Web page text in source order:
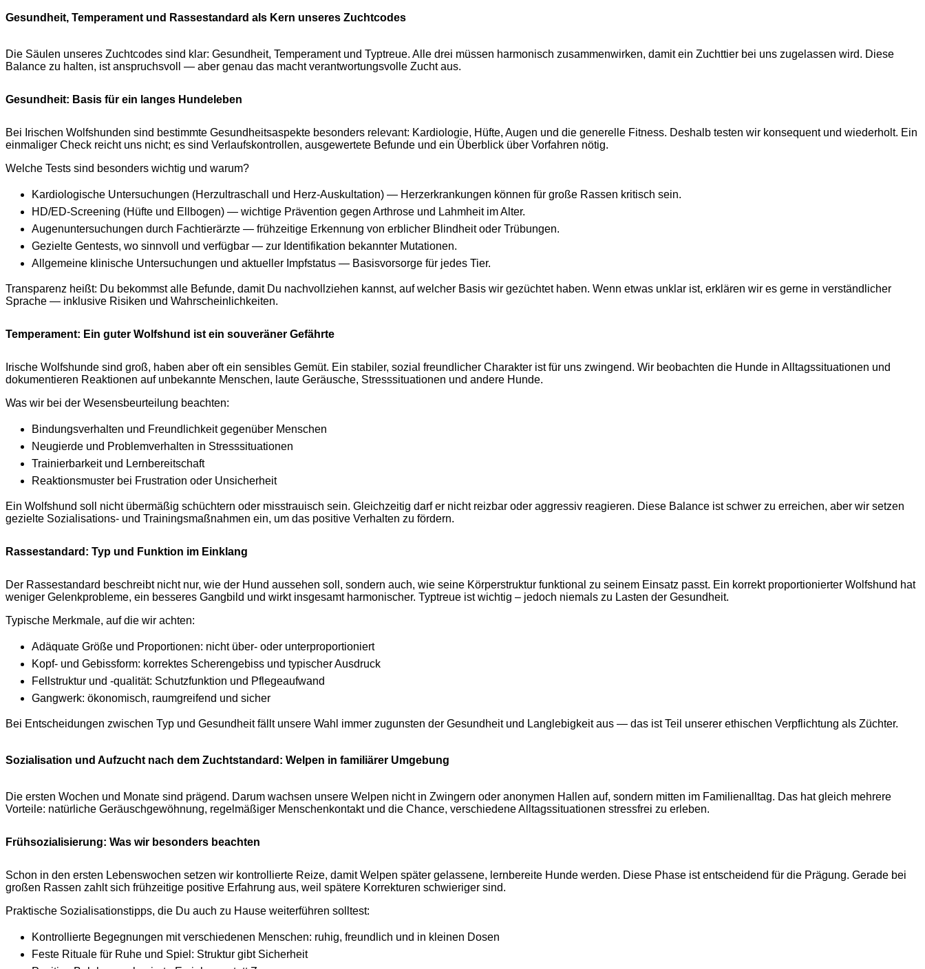
Gesundheit, Temperament und Rassestandard als Kern unseres Zuchtcodes
Die Säulen unseres Zuchtcodes sind klar: Gesundheit, Temperament und Typtreue. Alle drei müssen harmonisch zusammenwirken, damit ein Zuchttier bei uns zugelassen wird. Diese
Balance zu halten, ist anspruchsvoll — aber genau das macht verantwortungsvolle Zucht aus.
Gesundheit: Basis für ein langes Hundeleben
Bei Irischen Wolfshunden sind bestimmte Gesundheitsaspekte besonders relevant: Kardio­logie, Hüfte, Augen und die generelle Fitness. Deshalb testen wir konsequent und wiederholt. Ein
einmaliger Check reicht uns nicht; es sind Verlaufskontrollen, ausgewertete Befunde und ein Überblick über Vorfahren nötig.
Welche Tests sind besonders wichtig und warum?
Kardiologische Untersuchungen (Herzultraschall und Herz-Auskultation) — Herzerkrankungen können für große Rassen kritisch sein.
HD/ED-Screening (Hüfte und Ellbogen) — wichtige Prävention gegen Arthrose und Lahmheit im Alter.
Augenuntersuchungen durch Fachtierärzte — frühzeitige Erkennung von erblicher Blindheit oder Trübungen.
Gezielte Gentests, wo sinnvoll und verfügbar — zur Identifikation bekannter Mutationen.
Allgemeine klinische Untersuchungen und aktueller Impfstatus — Basisvorsorge für jedes Tier.
Transparenz heißt: Du bekommst alle Befunde, damit Du nachvollziehen kannst, auf welcher Basis wir gezüchtet haben. Wenn etwas unklar ist, erklären wir es gerne in verständlicher
Sprache — inklusive Risiken und Wahrscheinlichkeiten.
Temperament: Ein guter Wolfshund ist ein souveräner Gefährte
Irische Wolfshunde sind groß, haben aber oft ein sensibles Gemüt. Ein stabiler, sozial freundlicher Charakter ist für uns zwingend. Wir beobachten die Hunde in Alltagssituationen und
dokumentieren Reaktionen auf unbekannte Menschen, laute Geräusche, Stresssituationen und andere Hunde.
Was wir bei der Wesensbeurteilung beachten:
Bindungsverhalten und Freundlichkeit gegenüber Menschen
Neugierde und Problemverhalten in Stresssituationen
Trainierbarkeit und Lernbereitschaft
Reaktionsmuster bei Frustration oder Unsicherheit
Ein Wolfshund soll nicht übermäßig schüchtern oder misstrauisch sein. Gleichzeitig darf er nicht reizbar oder aggressiv reagieren. Diese Balance ist schwer zu erreichen, aber wir setzen
gezielte Sozialisations- und Trainingsmaßnahmen ein, um das positive Verhalten zu fördern.
Rassestandard: Typ und Funktion im Einklang
Der Rassestandard beschreibt nicht nur, wie der Hund aussehen soll, sondern auch, wie seine Körperstruktur funktional zu seinem Einsatz passt. Ein korrekt proportionierter Wolfshund hat
weniger Gelenkprobleme, ein besseres Gangbild und wirkt insgesamt harmonischer. Typtreue ist wichtig – jedoch niemals zu Lasten der Gesundheit.
Typische Merkmale, auf die wir achten:
Adäquate Größe und Proportionen: nicht über- oder unterproportioniert
Kopf- und Gebissform: korrektes Scherengebiss und typischer Ausdruck
Fellstruktur und -qualität: Schutzfunktion und Pflegeaufwand
Gangwerk: ökonomisch, raumgreifend und sicher
Bei Entscheidungen zwischen Typ und Gesundheit fällt unsere Wahl immer zugunsten der Gesundheit und Langlebigkeit aus — das ist Teil unserer ethischen Verpflichtung als Züchter.
Sozialisation und Aufzucht nach dem Zuchtstandard: Welpen in familiärer Umgebung
Die ersten Wochen und Monate sind prägend. Darum wachsen unsere Welpen nicht in Zwingern oder anonymen Hallen auf, sondern mitten im Familienalltag. Das hat gleich mehrere
Vorteile: natürliche Geräuschgewöhnung, regelmäßiger Menschenkontakt und die Chance, verschiedene Alltagssituationen stressfrei zu erleben.
Frühsozialisierung: Was wir besonders beachten
Schon in den ersten Lebenswochen setzen wir kontrollierte Reize, damit Welpen später gelassene, lernbereite Hunde werden. Diese Phase ist entscheidend für die Prägung. Gerade bei
großen Rassen zahlt sich frühzeitige positive Erfahrung aus, weil spätere Korrekturen schwieriger sind.
Praktische Sozialisationstipps, die Du auch zu Hause weiterführen solltest:
Kontrollierte Begegnungen mit verschiedenen Menschen: ruhig, freundlich und in kleinen Dosen
Feste Rituale für Ruhe und Spiel: Struktur gibt Sicherheit